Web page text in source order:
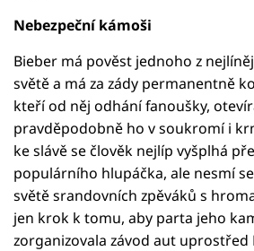
Nebezpeční kámoši
Bieber má pověst jednoho z
světě a má za zády permanentně
kteří od něj odhání fanoušky,
pravděpodobně ho v soukromí i
ke slávě se člověk nejlíp vyšplhá
populárního hlupáčka, ale nesmí
světě srandovních zpěváků s
jen krok k tomu, aby parta jeho
zorganizovala závod aut uprostřed